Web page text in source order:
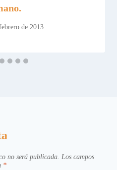
de 2013
no será publicada. Los campos
*